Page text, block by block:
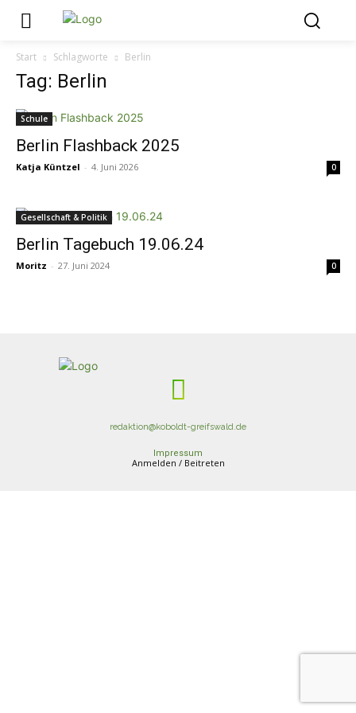
Start Schlagworte Berlin
Tag: Berlin
Schule
Berlin Flashback 2025
Katja Küntzel - 4. Juni 2026 0
Gesellschaft & Politik
Berlin Tagebuch 19.06.24
Moritz - 27. Juni 2024 0
redaktion@koboldt-greifswald.de
Impressum
Anmelden / Beitreten